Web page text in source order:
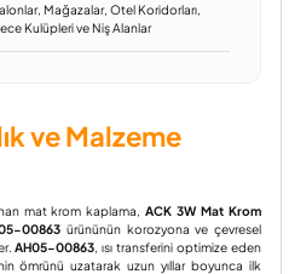
Mağazalar, Otel Koridorları,
Kulüpleri ve Niş Alanlar
ve Malzeme
mat krom kaplama,ACK 3W Mat Krom
00863 ürününün korozyona ve çevresel
AH05-00863, ısı transferini optimize eden
ömrünü uzatarak uzun yıllar boyunca ilk